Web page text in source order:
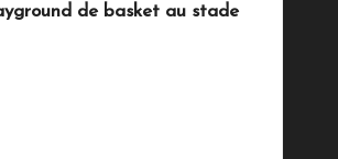
de basket au stade